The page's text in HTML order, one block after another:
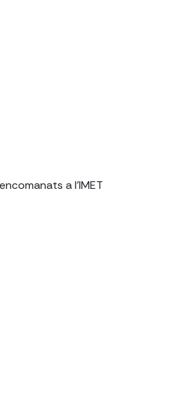
a l'IMET